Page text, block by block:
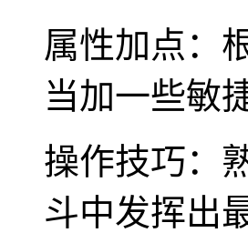
属性加点：
当加一些敏
操作技巧：
斗中发挥出